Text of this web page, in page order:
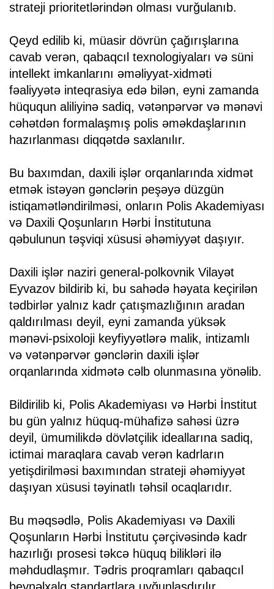
strateji prioritetlərindən olması vurğulanıb.
Qeyd edilib ki, müasir dövrün çağırışlarına
cavab verən, qabaqcıl texnologiyaları və süni
intellekt imkanlarını əməliyyat-xidməti
fəaliyyətə inteqrasiya edə bilən, eyni zamanda
hüququn aliliyinə sadiq, vətənpərvər və mənəvi
cəhətdən formalaşmış polis əməkdaşlarının
hazırlanması diqqətdə saxlanılır.
Bu baxımdan, daxili işlər orqanlarında xidmət
etmək istəyən gənclərin peşəyə düzgün
istiqamətləndirilməsi, onların Polis Akademiyası
və Daxili Qoşunların Hərbi İnstitutuna
qəbulunun təşviqi xüsusi əhəmiyyət daşıyır.
Daxili işlər naziri general-polkovnik Vilayət
Eyvazov bildirib ki, bu sahədə həyata keçirilən
tədbirlər yalnız kadr çatışmazlığının aradan
qaldırılması deyil, eyni zamanda yüksək
mənəvi-psixoloji keyfiyyətlərə malik, intizamlı
və vətənpərvər gənclərin daxili işlər
orqanlarında xidmətə cəlb olunmasına yönəlib.
Bildirilib ki, Polis Akademiyası və Hərbi İnstitut
bu gün yalnız hüquq-mühafizə sahəsi üzrə
deyil, ümumilikdə dövlətçilik ideallarına sadiq,
ictimai maraqlara cavab verən kadrların
yetişdirilməsi baxımından strateji əhəmiyyət
daşıyan xüsusi təyinatlı təhsil ocaqlarıdır.
Bu məqsədlə, Polis Akademiyası və Daxili
Qoşunların Hərbi İnstitutu çərçivəsində kadr
hazırlığı prosesi təkcə hüquq bilikləri ilə
məhdudlaşmır. Tədris proqramları qabaqcıl